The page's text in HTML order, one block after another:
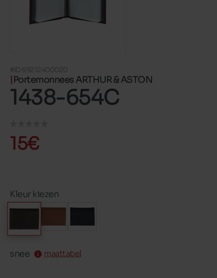
#ID 69212400020
Portemonnees ARTHUR & ASTON
1438-654C
15€
Kleur kiezen
snee maattabel